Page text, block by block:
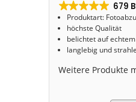
679
Produktart:
höchste Qualität
belichtet auf
langlebig und
Weitere Produkte